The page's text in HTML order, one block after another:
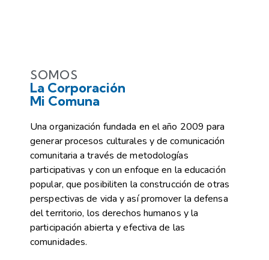
SOMOS
La Corporación
Mi Comuna
Una organización fundada en el año 2009 para
generar procesos culturales y de comunicación
comunitaria a través de metodologías
participativas y con un enfoque en la educación
popular, que posibiliten la construcción de otras
perspectivas de vida y así promover la defensa
del territorio, los derechos humanos y la
participación abierta y efectiva de las
comunidades.